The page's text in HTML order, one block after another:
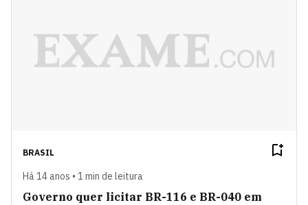
BRASIL
Há 14 anos • 1 min de leitura
Governo quer licitar BR-116 e BR-040 em